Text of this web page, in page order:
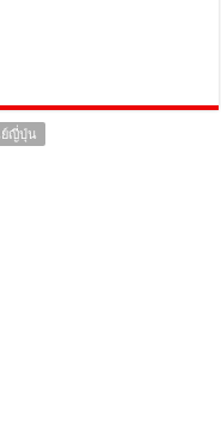
ญี่ปุ่น